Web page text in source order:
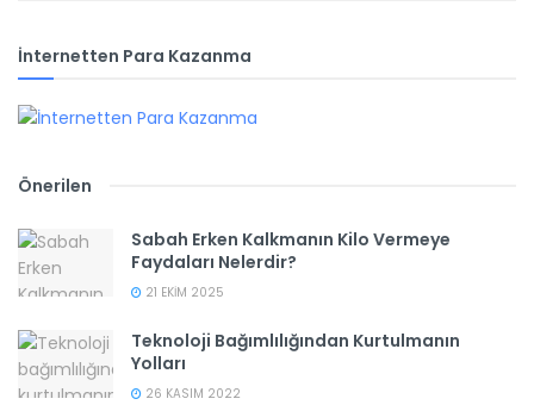
İnternetten Para Kazanma
Önerilen
Sabah Erken Kalkmanın Kilo Vermeye
Faydaları Nelerdir?
21 EKIM 2025
Teknoloji Bağımlılığından Kurtulmanın
Yolları
26 KASIM 2022